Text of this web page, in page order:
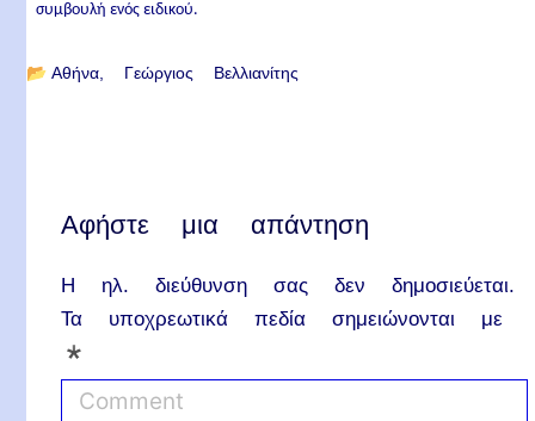
συμβουλή ενός ειδικού.
📂 Αθήνα Γεώργιος Βελλιανίτης
Αφήστε μια απάντηση
Η ηλ. διεύθυνση σας δεν δημοσιεύεται.
Τα υποχρεωτικά πεδία σημειώνονται με
*